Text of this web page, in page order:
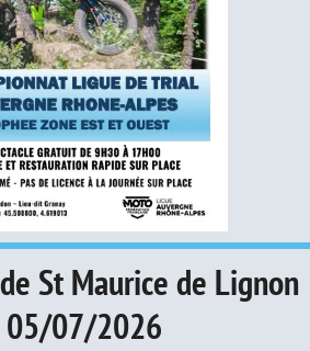
St Maurice de Lignon
05/07/2026